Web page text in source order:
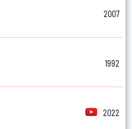
2007
1992
2022